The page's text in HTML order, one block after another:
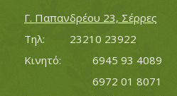
Γ. Παπανδρέου 23, Σέρρες
Τηλ:		23210 23922
Κινητό:		6945 93 4089
			6972 01 8071